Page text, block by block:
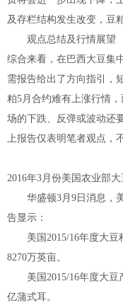
及存栏结构发生改变，豆
观点总结及行情展望
综合来看，在巴西大豆集
需报告给出了方向指引，
粕5月合约难有上涨行情
场的下跌、反弹或波动还
上报告仅表明笔者观点，
2016年3月份美国农业部
华盛顿3月9日消息，美
告显示：
美国2015/16年度大豆
8270万英亩。
美国2015/16年度大豆
亿蒲式耳。